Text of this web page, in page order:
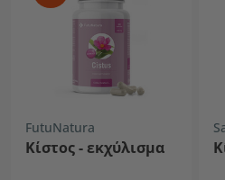
FutuNatura
Κίστος - εκχύλισμα